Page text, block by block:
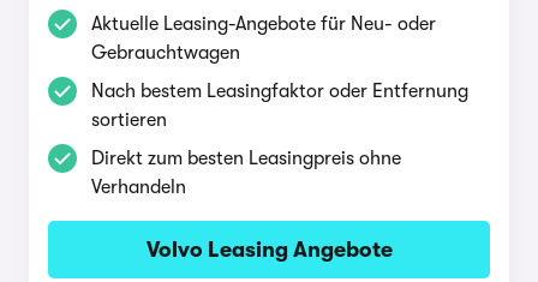
Aktuelle Leasing-Angebote für Neu- oder
Gebrauchtwagen
Nach bestem Leasingfaktor oder Entfernung
sortieren
Direkt zum besten Leasingpreis ohne
Verhandeln
Volvo Leasing Angebote